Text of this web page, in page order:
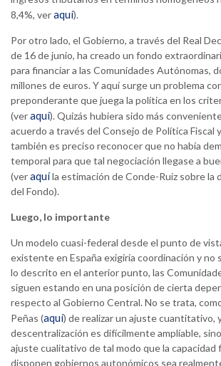
8,4%, veraquí).
Por otro lado, el Gobierno, a través del Real
de 16 de junio, ha creado un fondo
para financiar a las Comunidades Autónomas,
millones de euros. Y aquí surge un problema
preponderante que juega la política en los
(veraquí). Quizás hubiera sido más
acuerdo a través del Consejo de Política Fiscal
también es preciso reconocer que no había
temporal para que tal negociación llegase a
(veraquíla estimación de Conde-Ruiz sobre la
del Fondo).
Luego, lo importante
Un modelo cuasi-federal desde el punto de
existente en España exigiría coordinación y no
lo descrito en el anterior punto, las
siguen estando en una posición de cierta
respecto al Gobierno Central. No se trata,
Peñas (aquí) de realizar un ajuste cuantitativo,
descentralización es difícilmente ampliable,
ajuste cualitativo de tal modo que la capacidad
disponen gobiernos autonómicos sea